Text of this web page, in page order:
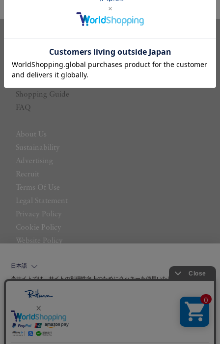
Our Brand
Ron Herman MEMBERS
Shopping Guide
FAQ
About Us
Sustainability
Advertising
Recruit
Terms Of Use
Legal Statement
Privacy Policy
Cookie Policy
Website Policy
©LITTLE LEAGUE INC.
日本語
当サイトでは、サイトの利便性向上のためにクッキーを使用いたします。ボタン
ーの使用に同意したことになります。クッキーを通じて収集する情報には「お客
クッキーポリシ
ー
をご確認ください。